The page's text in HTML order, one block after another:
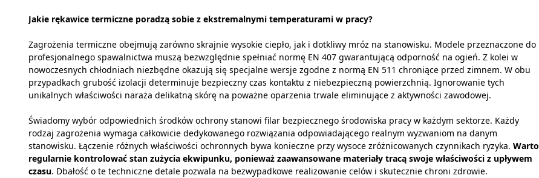
Jakie rękawice termiczne poradzą sobie z ekstremalnymi temperaturami w pracy?
Zagrożenia termiczne obejmują zarówno skrajnie wysokie ciepło, jak i dotkliwy mróz na stanowisku. Modele przeznaczone do
profesjonalnego spawalnictwa muszą bezwzględnie spełniać normę EN 407 gwarantującą odporność na ogień. Z kolei w
nowoczesnych chłodniach niezbędne okazują się specjalne wersje zgodne z normą EN 511 chroniące przed zimnem. W obu
przypadkach grubość izolacji determinuje bezpieczny czas kontaktu z niebezpieczną powierzchnią. Ignorowanie tych
unikalnych właściwości naraża delikatną skórę na poważne oparzenia trwale eliminujące z aktywności zawodowej.
Świadomy wybór odpowiednich środków ochrony stanowi filar bezpiecznego środowiska pracy w każdym sektorze. Każdy
rodzaj zagrożenia wymaga całkowicie dedykowanego rozwiązania odpowiadającego realnym wyzwaniom na danym
stanowisku. Łączenie różnych właściwości ochronnych bywa konieczne przy wysoce zróżnicowanych czynnikach ryzyka. Warto
regularnie kontrolować stan zużycia ekwipunku, ponieważ zaawansowane materiały tracą swoje właściwości z upływem
czasu. Dbałość o te techniczne detale pozwala na bezwypadkowe realizowanie celów i skutecznie chroni zdrowie.